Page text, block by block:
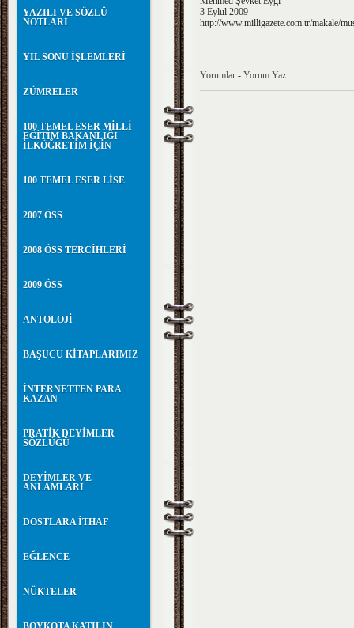
YAZILI VE SÖZLÜ
NOTLARI
YIL SONU İŞLEMLERİ
ZÜMRELER
100 TEMEL ESER MİLLİ
EĞİTİM BAKANLIĞI
İLKÖĞRETİM İÇİN
100 TEMEL ESER LİSE
2007 ÖSS
2008 ÖSS TERCİHLERİ
2009 ÖSS
ANTOLOJİ
BAŞUCU KİTAPLARIMIZ
İNTERNETTEN PARA
KAZAN
PRATİK DEYİMLER
SÖZLÜĞÜ
DEYİMLER VE
ANLAMLARI
DOSTLARA İTHAF
EĞLENCE
NÜKTELER
3 Eylül 2009
http://www.milligazete.com.tr/makale/
Yorumlar - Yorum Yaz